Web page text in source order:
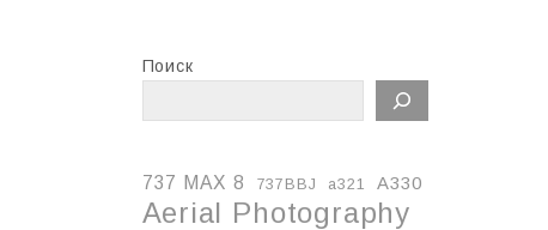
Поиск
737 MAX 8 737BBJ a321 A330
Aerial Photography